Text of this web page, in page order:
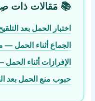
📚 مَقالات ذات
اختبار الحمل بعد
الجماع أثناء الحمل
الإفرازات أثناء
حبوب منع الحمل بعد